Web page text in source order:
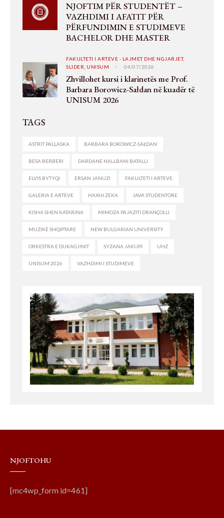
NJOFTIM PËR STUDENTËT –
VAZHDIMI I AFATIT PËR
PËRFUNDIMIN E STUDIMEVE
BACHELOR DHE MASTER
FAKULTETI I ARTEVE - LAJMET DHE NGJARJET,
SLIDER, UNISUM 04/07/2026
Zhvillohet kursi i klarinetës me Prof.
Barbara Borowicz-Sałdan në kuadër të
UNISUM 2026
TAGS
ASTRIT PALLASKA BARBARA BOROWICZ-SAŁDAN
BESA BERBERI DARDANE NALLBANI BATALLI
ELVIS BYTYQI ERSAN JANUZI FAKULTETI I ARTEVE
GALERIA E ARTEVE HAXHI ZEKA JAVA STUDENTORE
KISHA SHEN KATARINA MIMOZA PAJAZITI DRANÇOLLI
MUZIKË SHQIPTARE NEW BULGARIAN UNIVERSITY
ORKESTRA E DUKAGJINIT SYZANA JAKUPI UHZ
UNISUM 2026 VAZHDIMI I STUDIMEVE
NJOFTOHU
[mc4wp_form id=461]